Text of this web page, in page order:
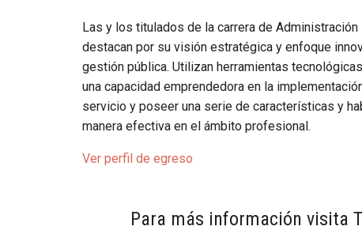
Las y los titulados de la carrera de
destacan por su visión estratégica y enfoque
gestión pública. Utilizan herramientas
una capacidad emprendedora en la
servicio y poseer una serie de características y
manera efectiva en el ámbito profesional.
Ver perfil de egreso
Para más información visita